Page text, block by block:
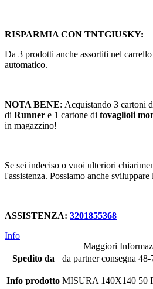
RISPARMIA CON TNTGIUSKY:
Da 3 prodotti anche assortiti nel
automatico.
NOTA BENE: Acquistando 3 cartoni
di Runner e 1 cartone di tovaglioli
in magazzino!
Se sei indeciso o vuoi ulteriori
l'assistenza. Possiamo anche
ASSISTENZA: 3201855368
Info
Maggiori
Spedito da
da partner consegna 48-
Info prodotto MISURA 140X140 50